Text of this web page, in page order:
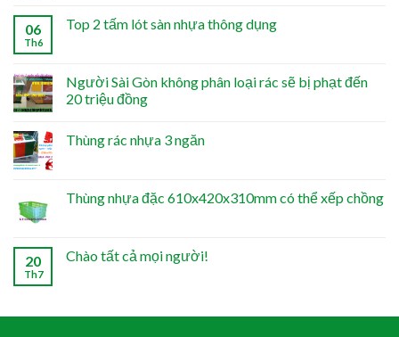
06
Th6
Top 2 tấm lót sàn nhựa thông dụng
Người Sài Gòn không phân loại rác sẽ bị phạt đến
20 triệu đồng
Thùng rác nhựa 3 ngăn
Thùng nhựa đặc 610x420x310mm có thể xếp chồng
20
Th7
Chào tất cả mọi người!